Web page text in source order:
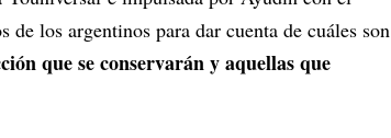
de los argentinos para dar cuenta de cuáles son
que se conservarán y aquellas que